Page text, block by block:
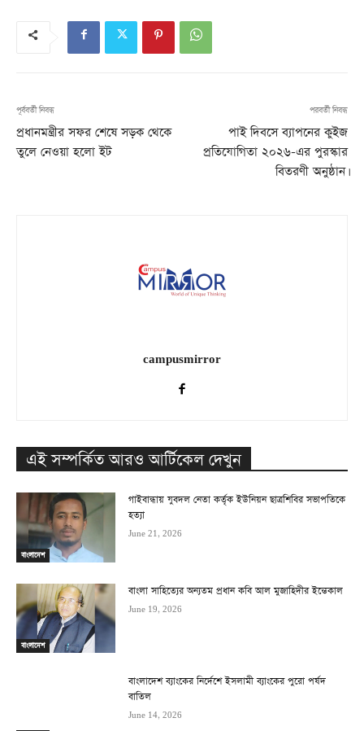
পূর্ববর্তী নিবন্ধ
প্রধানমন্ত্রীর সফর শেষে সড়ক থেকে
তুলে নেওয়া হলো ইট
পরবর্তী নিবন্ধ
পাই দিবসে ব্যাপনের কুইজ
প্রতিযোগিতা ২০২৬-এর পুরস্কার
বিতরণী অনুষ্ঠান।
campusmirror
এই সম্পর্কিত আরও আর্টিকেল দেখুন
বাংলাদেশ
গাইবান্ধায় যুবদল নেতা কর্তৃক ইউনিয়ন ছাত্রশিবির সভাপতিকে
হত্যা
June 21, 2026
বাংলাদেশ
বাংলা সাহিত্যের অন্যতম প্রধান কবি আল মুজাহিদীর ইন্তেকাল
June 19, 2026
বাংলাদেশ ব্যাংকের নির্দেশে ইসলামী ব্যাংকের পুরো পর্ষদ
বাতিল
June 14, 2026